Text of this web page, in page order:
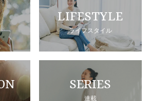
LIFESTYLE
ライフスタイル
SERIES
連載